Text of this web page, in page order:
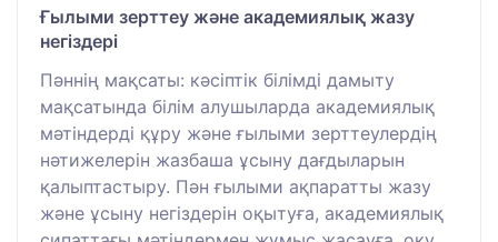
Ғылыми зерттеу және академиялық жазу
негіздері
Пәннің мақсаты: кәсіптік білімді дамыту
мақсатында білім алушыларда академиялық
мәтіндерді құру және ғылыми зерттеулердің
нәтижелерін жазбаша ұсыну дағдыларын
қалыптастыру. Пән ғылыми ақпаратты жазу
және ұсыну негіздерін оқытуға, академиялық